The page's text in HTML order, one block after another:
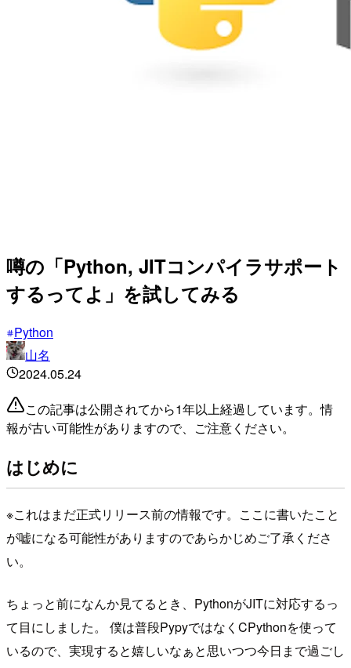
噂の「Python, JITコンパイラサポート
するってよ」を試してみる
Python
山名
2024.05.24
この記事は公開されてから1年以上経過しています。情
報が古い可能性がありますので、ご注意ください。
はじめに
※これはまだ正式リリース前の情報です。ここに書いたこと
が嘘になる可能性がありますのであらかじめご了承くださ
い。
ちょっと前になんか見てるとき、PythonがJITに対応するっ
て目にしました。 僕は普段PypyではなくCPythonを使って
いるので、実現すると嬉しいなぁと思いつつ今日まで過ごし